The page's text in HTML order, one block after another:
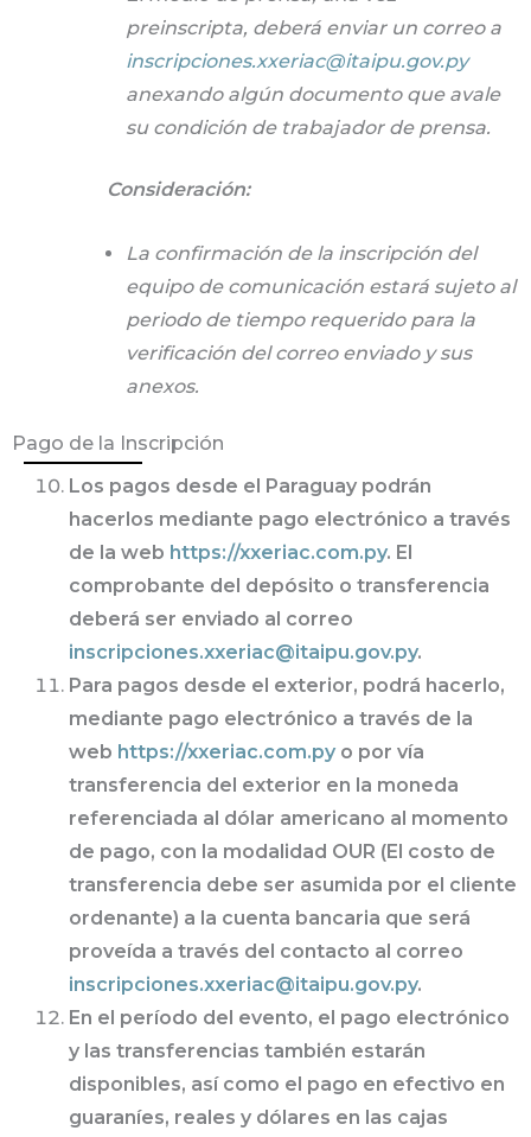
preinscripta, deberá enviar un correo a
inscripciones.xxeriac@itaipu.gov.py
anexando algún documento que avale
su condición de trabajador de prensa.
Consideración:
La confirmación de la inscripción del
equipo de comunicación estará sujeto al
periodo de tiempo requerido para la
verificación del correo enviado y sus
anexos.
Pago de la Inscripción
Los pagos desde el Paraguay podrán
hacerlos mediante pago electrónico a través
de la web https://xxeriac.com.py. El
comprobante del depósito o transferencia
deberá ser enviado al correo
inscripciones.xxeriac@itaipu.gov.py.
Para pagos desde el exterior, podrá hacerlo,
mediante pago electrónico a través de la
web https://xxeriac.com.py o por vía
transferencia del exterior en la moneda
referenciada al dólar americano al momento
de pago, con la modalidad OUR (El costo de
transferencia debe ser asumida por el cliente
ordenante) a la cuenta bancaria que será
proveída a través del contacto al correo
inscripciones.xxeriac@itaipu.gov.py.
En el período del evento, el pago electrónico
y las transferencias también estarán
disponibles, así como el pago en efectivo en
guaraníes, reales y dólares en las cajas